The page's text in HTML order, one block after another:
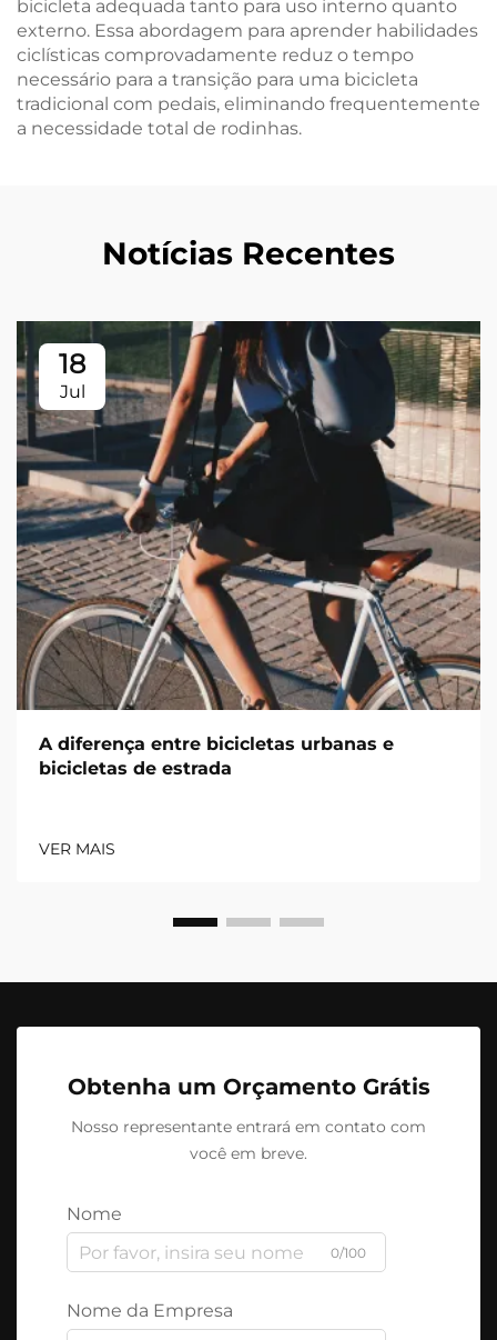
bicicleta adequada tanto para uso interno quanto
externo. Essa abordagem para aprender habilidades
ciclísticas comprovadamente reduz o tempo
necessário para a transição para uma bicicleta
tradicional com pedais, eliminando frequentemente
a necessidade total de rodinhas.
Notícias Recentes
18
Jul
A diferença entre bicicletas urbanas e
bicicletas de estrada
VER MAIS
Obtenha um Orçamento Grátis
Nosso representante entrará em contato com
você em breve.
Nome
0/100
Nome da Empresa